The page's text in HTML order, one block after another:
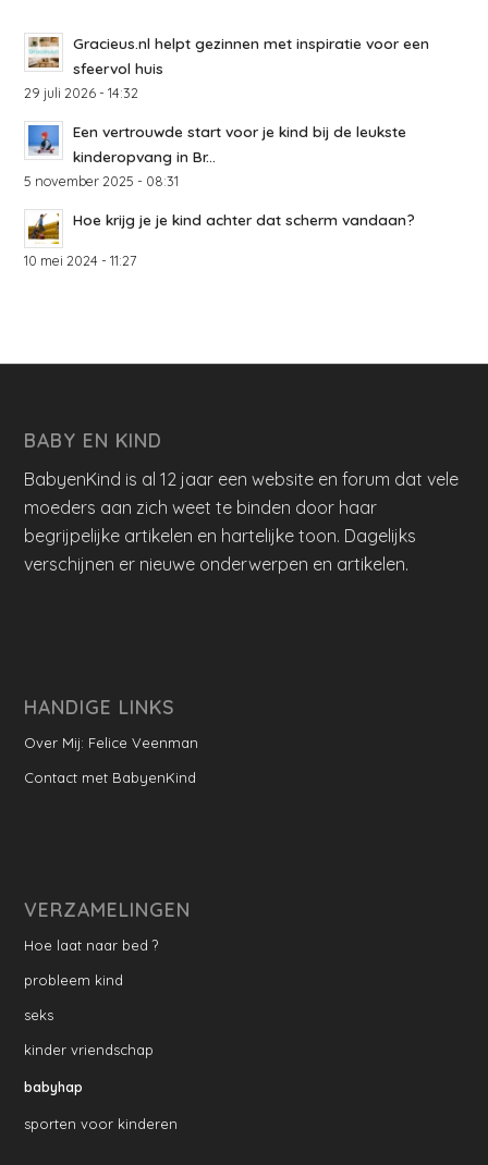
Gracieus.nl helpt gezinnen met inspiratie voor een
sfeervol huis
29 juli 2026 - 14:32
Een vertrouwde start voor je kind bij de leukste
kinderopvang in Br...
5 november 2025 - 08:31
Hoe krijg je je kind achter dat scherm vandaan?
10 mei 2024 - 11:27
BABY EN KIND
BabyenKind is al 12 jaar een website en forum dat vele
moeders aan zich weet te binden door haar
begrijpelijke artikelen en hartelijke toon. Dagelijks
verschijnen er nieuwe onderwerpen en artikelen.
HANDIGE LINKS
Over Mij: Felice Veenman
Contact met BabyenKind
VERZAMELINGEN
Hoe laat naar bed ?
probleem kind
seks
kinder vriendschap
babyhap
sporten voor kinderen